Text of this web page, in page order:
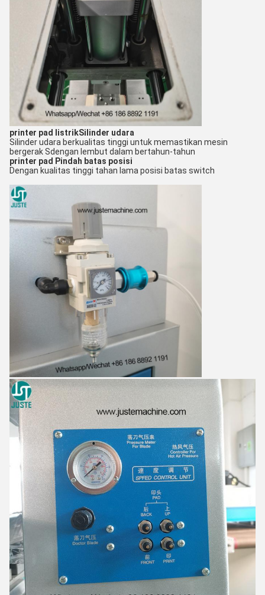
printer pad listrikSilinder udara
Silinder udara berkualitas tinggi untuk memastikan mesin
bergerak Sdengan lembut dalam bertahun-tahun
printer pad Pindah batas posisi
Dengan kualitas tinggi tahan lama posisi batas switch